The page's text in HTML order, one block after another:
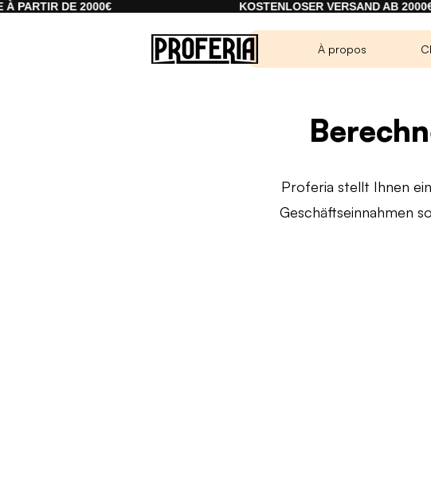
2000€ KOSTENLOSER VERSAND AB 2000€
À propos
Proferia stellt Ihnen
Geschäftseinnahmen